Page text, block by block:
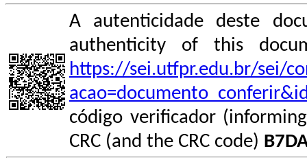
A autenticidade deste
authenticity of this
https://sei.utfpr.edu.br/sei/
código verificador
CRC (and the CRC code)